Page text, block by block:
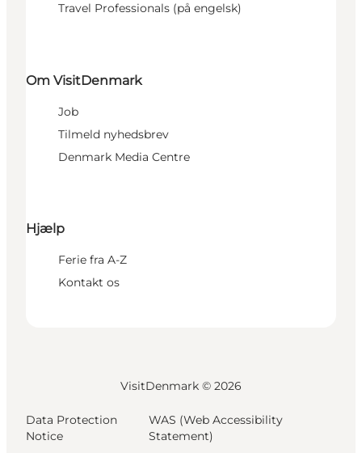
Travel Professionals (på engelsk)
Om VisitDenmark
Job
Tilmeld nyhedsbrev
Denmark Media Centre
Hjælp
Ferie fra A-Z
Kontakt os
VisitDenmark © 2026
Data Protection
Notice
WAS (Web Accessibility
Statement)